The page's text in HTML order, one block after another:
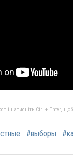
і натисніть Ctrl + Enter,
#выборы